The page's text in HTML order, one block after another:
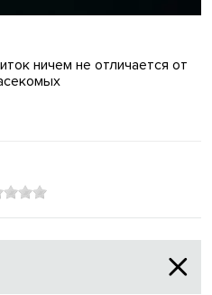
ничем не отличается от